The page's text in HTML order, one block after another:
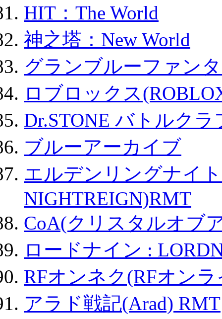
HIT：The World
神之塔：New World
グランブルーファン
ロブロックス
Dr.STONE バトルク
ブルーアーカイブ
エルデンリングナイ
NIGHTREIGN)RMT
CoA(クリスタルオブ
ロードナイン :
RFオンネク(RFオン
アラド戦記(Arad) RMT